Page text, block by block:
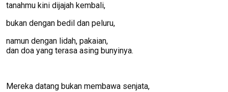
tanahmu kini dijajah kembali,
bukan dengan bedil dan peluru,
namun dengan lidah, pakaian,
dan doa yang terasa asing bunyinya.
Mereka datang bukan membawa senjata,